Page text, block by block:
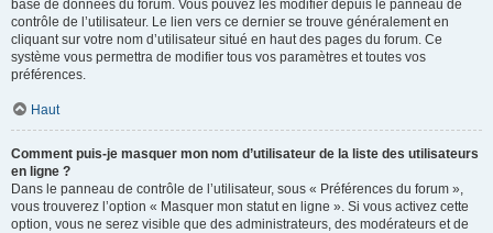
base de données du forum. Vous pouvez les modifier depuis le panneau de
contrôle de l’utilisateur. Le lien vers ce dernier se trouve généralement en
cliquant sur votre nom d’utilisateur situé en haut des pages du forum. Ce
système vous permettra de modifier tous vos paramètres et toutes vos
préférences.
Haut
Comment puis-je masquer mon nom d’utilisateur de la liste des utilisateurs
en ligne ?
Dans le panneau de contrôle de l’utilisateur, sous « Préférences du forum »,
vous trouverez l’option « Masquer mon statut en ligne ». Si vous activez cette
option, vous ne serez visible que des administrateurs, des modérateurs et de